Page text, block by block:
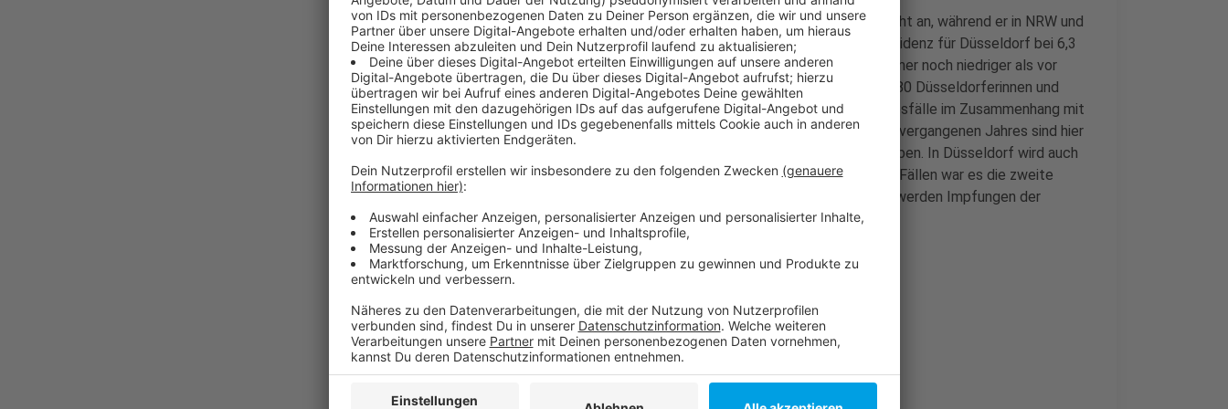
Auch deshalb steigt der 7-Tage-Wert in unserer Stadt weiter leicht an, während er in NRW und
Deutschland weiter leicht zurückgeht. Heute liegt die 7-Tage-Inzidenz für Düsseldorf bei 6,3
und damit etwas höher als gestern (29. Juni 2021) - aber auch immer noch niedriger als vor
einer Woche (23. Juni 2021). Hier lag der Wert noch bei 8,5. Rund 80 Düsseldorferinnen und
Düsseldorfer sind aktuell infiziert, berichtet die Stadt. Neue Todesfälle im Zusammenhang mit
Covid werden nicht gemeldet. Seit Beginn der Pandemie im März vergangenen Jahres sind hier
in Düsseldorf 426 Menschen an den Folgen ihrer Infektion gestorben. In Düsseldorf wird auch
weiter geimpft. 5609 Dosen wurden gestern verabreicht; in 4167 Fällen war es die zweite
Dosis, die den Impfschutz komplettiert. In den Zahlen der Stadt werden Impfungen der
Betriebsärzte nicht berücksichtig.
Weitere Infos und Links zum Thema:
Biontech-Impfung löst langanhaltende Immunreaktion aus
EU-Impfzertifikat-Start: Diese Erleichterungen stehen an